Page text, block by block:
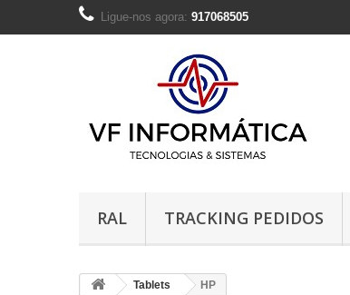
Ligue-nos agora: 917068505
RAL TRACKING PEDIDOS
Tablets HP